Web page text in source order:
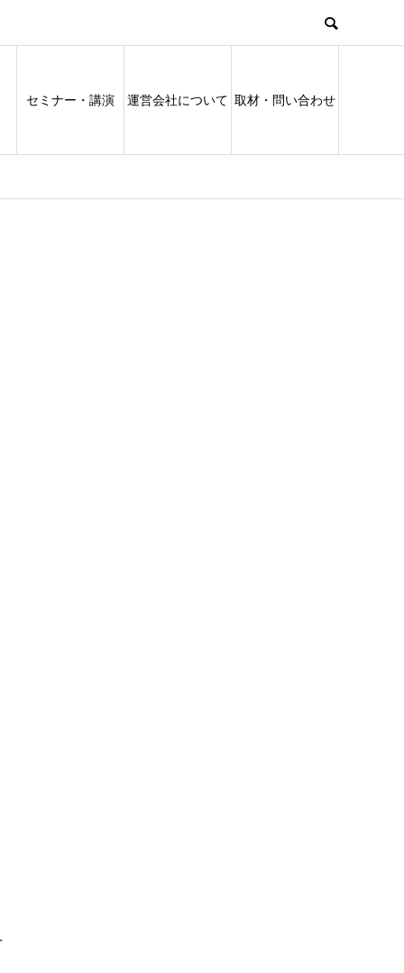
セミナー・講演 運営会社について 取材・問い合わせ